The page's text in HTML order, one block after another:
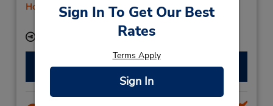
Sign In To Get Our Best
Rates
Terms Apply
Sign In
Holiday Hours
Free pickup service available
Ubicación para depositar llaves
Hacer una reservación